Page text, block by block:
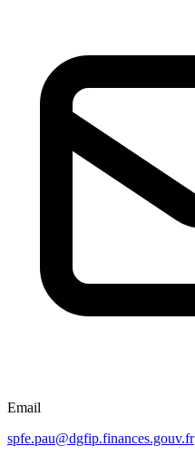
Email
spfe.pau@dgfip.finances.gouv.fr